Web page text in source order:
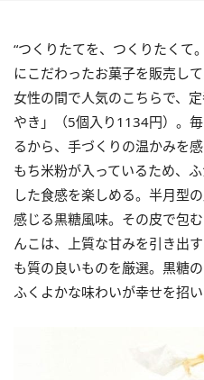
“つくりたてを、つくりたくて
にこだわったお菓子を販売し
女性の間で人気のこちらで、
やき」（5個入り1134円）。
るから、手づくりの温かみを
もち米粉が入っているため、
した食感を楽しめる。半月型
感じる黒糖風味。その皮で包
んこは、上質な甘みを引き出
も質の良いものを厳選。黒糖
ふくよかな味わいが幸せを招い